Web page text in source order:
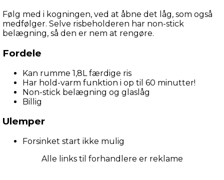
Følg med i kogningen, ved at åbne det låg, som også
medfølger. Selve risbeholderen har non-stick
belægning, så den er nem at rengøre.
Fordele
Kan rumme 1,8L færdige ris
Har hold-varm funktion i op til 60 minutter!
Non-stick belægning og glaslåg
Billig
Ulemper
Forsinket start ikke mulig
Alle links til forhandlere er reklame